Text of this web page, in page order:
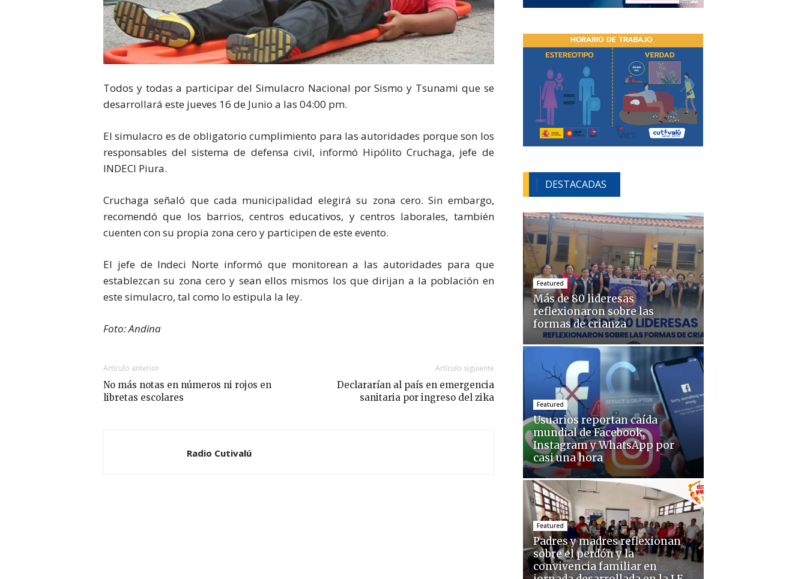
Todos y todas a participar del Simulacro Nacional por Sismo y Tsunami que se
desarrollará este jueves 16 de Junio a las 04:00 pm.
El simulacro es de obligatorio cumplimiento para las autoridades porque son los
responsables del sistema de defensa civil, informó Hipólito Cruchaga, jefe de
INDECI Piura.
Cruchaga señaló que cada municipalidad elegirá su zona cero. Sin embargo,
recomendó que los barrios, centros educativos, y centros laborales, también
cuenten con su propia zona cero y participen de este evento.
El jefe de Indeci Norte informó que monitorean a las autoridades para que
establezcan su zona cero y sean ellos mismos los que dirijan a la población en
este simulacro, tal como lo estipula la ley.
Foto: Andina
Artículo anterior
No más notas en números ni rojos en
libretas escolares
Artículo siguiente
Declararían al país en emergencia
sanitaria por ingreso del zika
Radio Cutivalú
DESTACADAS
Featured
Más de 80 lideresas
reflexionaron sobre las
formas de crianza
Featured
Usuarios reportan caída
mundial de Facebook,
Instagram y WhatsApp por
casi una hora
Featured
Padres y madres reflexionan
sobre el perdón y la
convivencia familiar en